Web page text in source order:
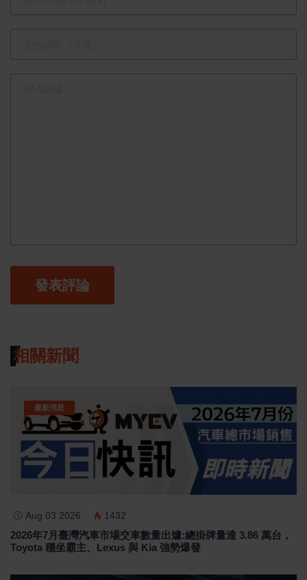
發表評論
相關新聞
最新消息
Aug 03 2026 1432
2026年7月臺灣汽車市場交車數量出爐:總掛牌量達 3.86 萬台，
Toyota 穩坐霸主、Lexus 與 Kia 強勢爆發